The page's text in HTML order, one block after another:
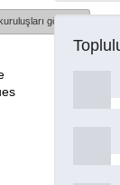
göster